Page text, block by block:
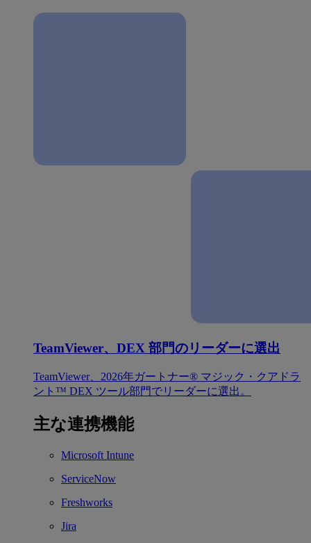
TeamViewer、DEX 部門のリーダーに選出
TeamViewer、2026年ガートナー® マジック・クアドラ
ント™ DEX ツール部門でリーダーに選出。
主な連携機能
Microsoft Intune
ServiceNow
Freshworks
Jira